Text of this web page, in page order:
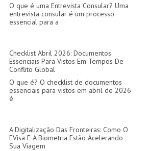
O que é uma Entrevista Consular? Uma
entrevista consular é um processo
essencial para a
Checklist Abril 2026: Documentos
Essenciais Para Vistos Em Tempos De
Conflito Global
O que é? O checklist de documentos
essenciais para vistos em abril de 2026
é
A Digitalização Das Fronteiras: Como O
EVisa E A Biometria Estão Acelerando
Sua Viagem